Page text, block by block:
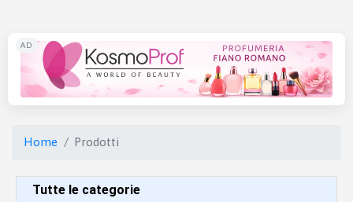
AD
Home Prodotti
Tutte le categorie